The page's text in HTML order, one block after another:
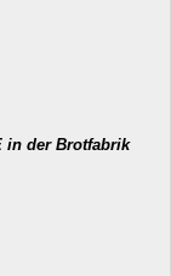
in der Brotfabrik